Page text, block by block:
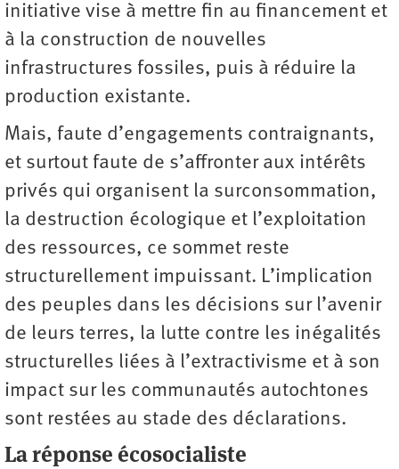
initiative vise à mettre fin au financement et
à la construction de nouvelles
infrastructures fossiles, puis à réduire la
production existante.
Mais, faute d’engagements contraignants,
et surtout faute de s’affronter aux intérêts
privés qui organisent la surconsommation,
la destruction écologique et l’exploitation
des ressources, ce sommet reste
structurellement impuissant. L’implication
des peuples dans les décisions sur l’avenir
de leurs terres, la lutte contre les inégalités
structurelles liées à l’extractivisme et à son
impact sur les communautés autochtones
sont restées au stade des déclarations.
La réponse écosocialiste